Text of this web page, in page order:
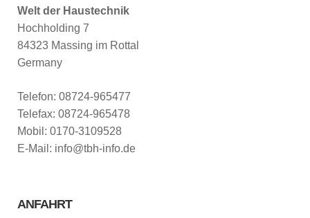
Welt der Haustechnik
Hochholding 7
84323 Massing im Rottal
Germany
Telefon: 08724-965477
Telefax: 08724-965478
Mobil: 0170-3109528
E-Mail: info@tbh-info.de
ANFAHRT